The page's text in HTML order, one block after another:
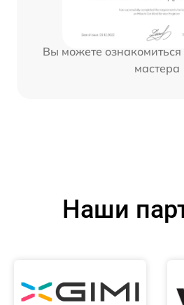
Вы можете
мастера
Наши